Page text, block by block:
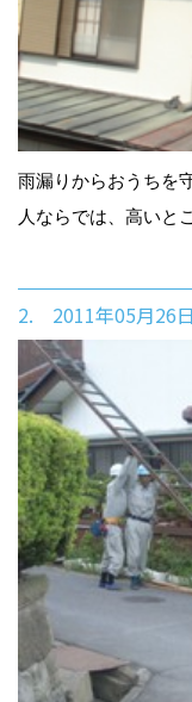
雨漏りからおうちを
人ならでは、高いと
2. 2011年05月26日